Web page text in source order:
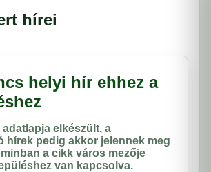
hírei
helyi hír ehhez a
elkészült, a
hírek pedig akkor jelennek meg
a cikk város mezője
van kapcsolva.